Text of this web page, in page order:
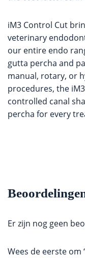
iM3 Control Cut
veterinary
our entire endo
gutta percha and
manual, rotary, or
procedures, the
controlled canal
percha for every
Er zijn nog geen
Wees de eerste om